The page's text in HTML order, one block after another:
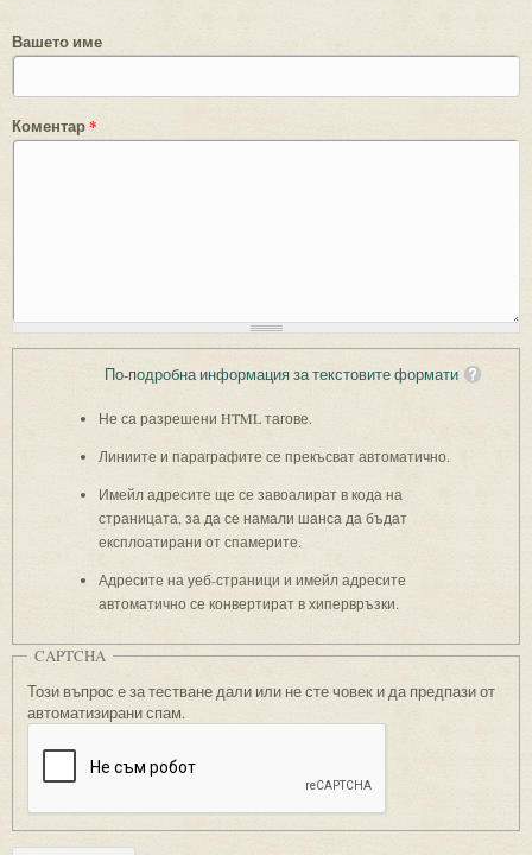
Вашето име
Коментар*
По-подробна информация за текстовите формати
Не са разрешени HTML тагове.
Линиите и параграфите се прекъсват автоматично.
Имейл адресите ще се завоалират в кода на
страницата, за да се намали шанса да бъдат
експлоатирани от спамерите.
Адресите на уеб-страници и имейл адресите
автоматично се конвертират в хипервръзки.
CAPTCHA
Този въпрос е за тестване дали или не сте човек и да предпази от
автоматизирани спам.